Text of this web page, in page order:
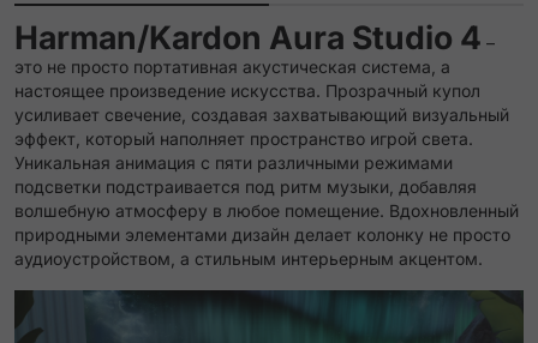
Harman/Kardon Aura Studio 4 –
это не просто портативная акустическая система, а
настоящее произведение искусства. Прозрачный купол
усиливает свечение, создавая захватывающий визуальный
эффект, который наполняет пространство игрой света.
Уникальная анимация с пяти различными режимами
подсветки подстраивается под ритм музыки, добавляя
волшебную атмосферу в любое помещение. Вдохновленный
природными элементами дизайн делает колонку не просто
аудиоустройством, а стильным интерьерным акцентом.